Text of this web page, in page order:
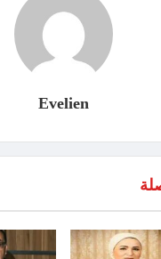
Evelien